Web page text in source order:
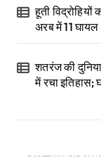
हूती
अरब में 11 घायल
शतरंज की
में रचा